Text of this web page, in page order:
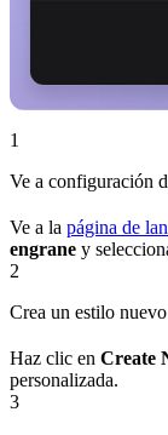
1
Ve a configuración
Ve a la página de
engrane y
2
Crea un estilo nuevo
Haz clic en Create
personalizada.
3